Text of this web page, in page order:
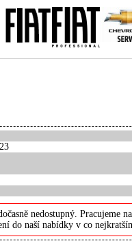
nedostupný. Pracujeme
do naší nabídky v co